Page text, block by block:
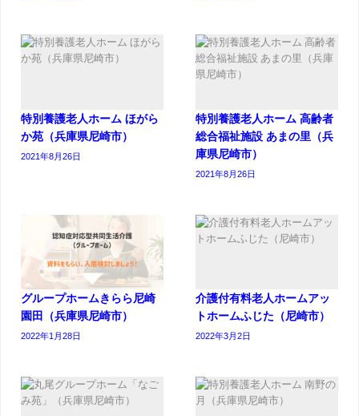
特別養護老人ホーム ほがら
か苑（兵庫県尼崎市）
2021年8月26日
特別養護老人ホーム 高齢者
総合福祉施設 あまの里（兵
庫県尼崎市）
2021年8月26日
グループホームきらら尼崎
園田（兵庫県尼崎市）
2022年1月28日
介護付有料老人ホームアッ
トホームふじた（尼崎市）
2022年3月2日